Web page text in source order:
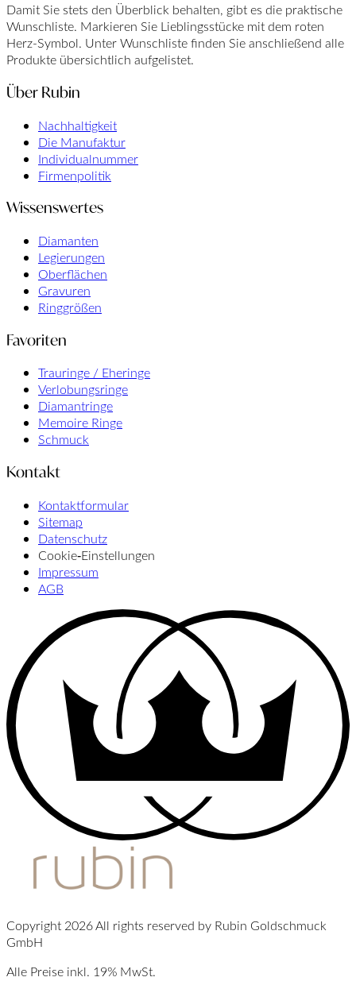
Damit Sie stets den Überblick behalten, gibt es die praktische
Wunschliste. Markieren Sie Lieblingsstücke mit dem roten
Herz-Symbol. Unter Wunschliste finden Sie anschließend alle
Produkte übersichtlich aufgelistet.
Über Rubin
Nachhaltigkeit
Die Manufaktur
Individualnummer
Firmenpolitik
Wissenswertes
Diamanten
Legierungen
Oberflächen
Gravuren
Ringgrößen
Favoriten
Trauringe / Eheringe
Verlobungsringe
Diamantringe
Memoire Ringe
Schmuck
Kontakt
Kontaktformular
Sitemap
Datenschutz
Cookie‑Einstellungen
Impressum
AGB
Copyright 2026 All rights reserved by Rubin Goldschmuck
GmbH
Alle Preise inkl. 19% MwSt.